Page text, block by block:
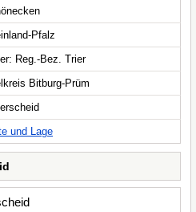
Pfalz
Reg.-Bez. Trier
Bitburg-Prüm
und Lage